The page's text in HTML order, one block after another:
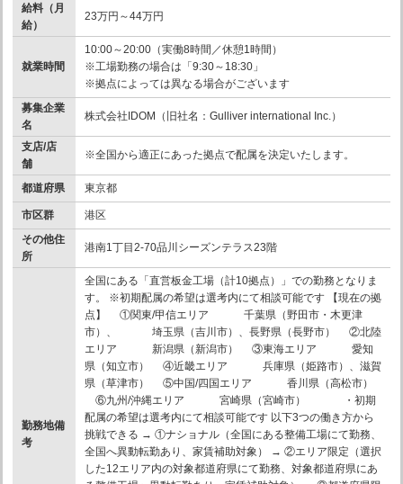
給料（月
給）
23万円～44万円
就業時間
10:00～20:00（実働8時間／休憩1時間）
※工場勤務の場合は「9:30～18:30」
※拠点によっては異なる場合がございます
募集企業
名
株式会社IDOM（旧社名：Gulliver international Inc.）
支店/店
舗
※全国から適正にあった拠点で配属を決定いたします。
都道府県 東京都
市区群
港区
その他住
所
港南1丁目2-70品川シーズンテラス23階
勤務地備
考
全国にある「直営板金工場（計10拠点）」での勤務となりま
す。 ※初期配属の希望は選考内にて相談可能です 【現在の拠
点】 ①関東/甲信エリア 千葉県（野田市・木更津
市）、 埼玉県（吉川市）、長野県（長野市） ②北陸
エリア 新潟県（新潟市） ③東海エリア 愛知
県（知立市） ④近畿エリア 兵庫県（姫路市）、滋賀
県（草津市） ⑤中国/四国エリア 香川県（高松市）
⑥九州/沖縄エリア 宮崎県（宮崎市） ・初期
配属の希望は選考内にて相談可能です 以下3つの働き方から
挑戦できる → ①ナショナル（全国にある整備工場にて勤務、
全国へ異動転勤あり、家賃補助対象） → ②エリア限定（選択
した12エリア内の対象都道府県にて勤務、対象都道府県にあ